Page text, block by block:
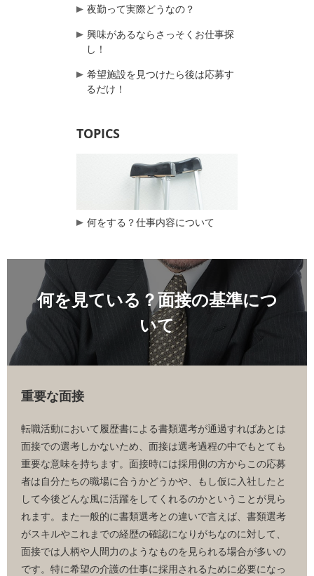
夜勤って実際どうなの？
興味があるならさっそくお仕事探
し！
希望施設を見つけたら後は応募す
るだけ！
TOPICS
何をする？仕事内容について
何を見ている？面接の基準につ
いて
重要な面接
転職活動において履歴書による書類選考が通過すればあとは
面接での選考しかないため、面接は選考過程の中でもとても
重要な意味を持ちます。面接時には採用側の方からこの応募
者は自分たちの職場に合うかどうかや、もし仮に入社したと
して今後どんな風に活躍をしてくれるのかということが見ら
れます。また一般的に書類選考との違いで言えば、書類選考
がスキルやこれまでの経歴の確認になりがちなのに対して、
面接では人柄や人間力のようなものを見られる場合が多いの
です。特に希望の介護の仕事に採用されるために必要になっ